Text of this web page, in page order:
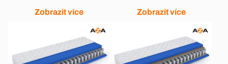
Zobrazit více Zobrazit více